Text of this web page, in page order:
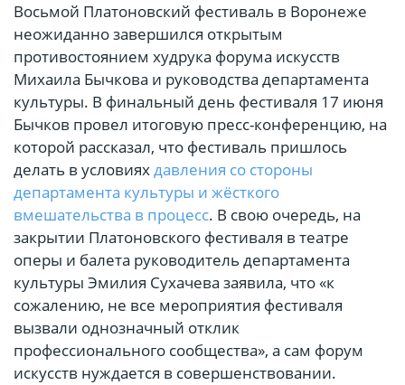
Восьмой Платоновский фестиваль в Воронеже
неожиданно завершился открытым
противостоянием худрука форума искусств
Михаила Бычкова и руководства департамента
культуры. В финальный день фестиваля 17 июня
Бычков провел итоговую пресс-конференцию, на
которой рассказал, что фестиваль пришлось
делать в условияхдавления со стороны
департамента культуры и жёсткого
вмешательства в процесс. В свою очередь, на
закрытии Платоновского фестиваля в театре
оперы и балета руководитель департамента
культуры Эмилия Сухачева заявила, что «к
сожалению, не все мероприятия фестиваля
вызвали однозначный отклик
профессионального сообщества», а сам форум
искусств нуждается в совершенствовании.